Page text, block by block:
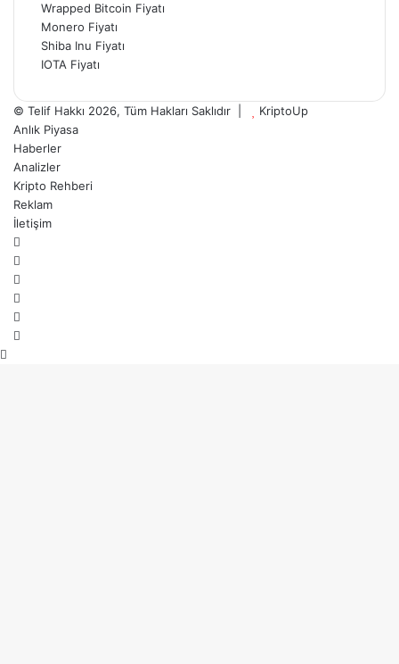
Wrapped Bitcoin Fiyatı
Monero Fiyatı
Shiba Inu Fiyatı
IOTA Fiyatı
© Telif Hakkı 2026, Tüm Hakları Saklıdır |
KriptoUp
Anlık Piyasa
Haberler
Analizler
Kripto Rehberi
Reklam
İletişim